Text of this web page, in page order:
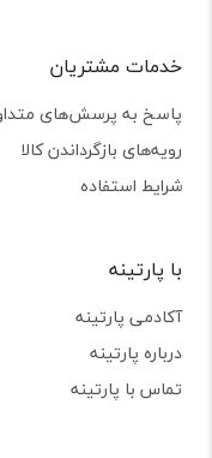
خدمات مشتریان
پاسخ به پرسش‌های
رویه‌های بازگرداندن کالا
شرایط استفاده
با پارتینه
آکادمی پارتینه
درباره پارتینه
تماس با پارتینه